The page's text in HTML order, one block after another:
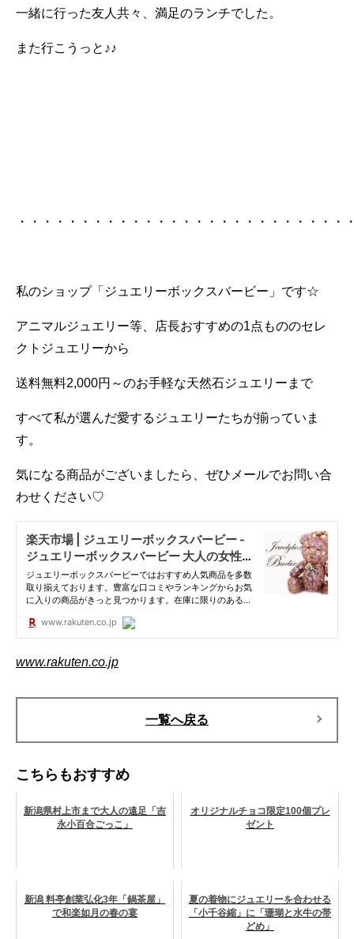
一緒に行った友人共々、満足のランチでした。
また行こうっと♪♪
・・・・・・・・・・・・・・・・・・・・・・・・・・
私のショップ「ジュエリーボックスバービー」です☆
アニマルジュエリー等、店長おすすめの1点もののセレ
クトジュエリーから
送料無料2,000円～のお手軽な天然石ジュエリーまで
すべて私が選んだ愛するジュエリーたちが揃っていま
す。
気になる商品がございましたら、ぜひメールでお問い合
わせください♡
www.rakuten.co.jp
一覧へ戻る
こちらもおすすめ
新潟県村上市まで大人の遠足「吉
永小百合ごっこ」
オリジナルチョコ限定100個プレ
ゼント
新潟 料亭創業弘化3年「鍋茶屋」
で和楽如月の春の宴
夏の着物にジュエリーを合わせる
「小千谷縮」に「珊瑚と水牛の帯
どめ」